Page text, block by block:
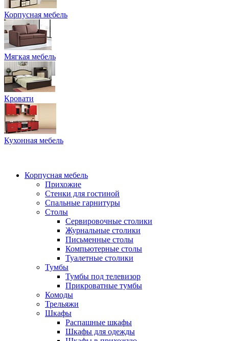
Корпусная мебель
Мягкая мебель
Кровати
Кухонная мебель
Корпусная мебель
Прихожие
Стенки для гостиной
Спальные гарнитуры
Столы
Сервировочные столики
Журнальные столики
Письменные столы
Компьютерные столы
Туалетные столики
Тумбы
Тумбы под телевизор
Прикроватные тумбы
Комоды
Трельяжи
Шкафы
Распашные шкафы
Шкафы для одежды